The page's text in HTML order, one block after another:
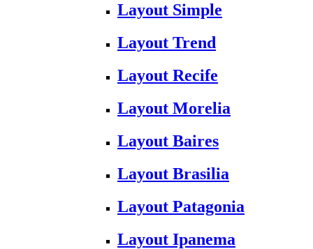
Layout Simple
Layout Trend
Layout Recife
Layout Morelia
Layout Baires
Layout Brasilia
Layout Patagonia
Layout Ipanema